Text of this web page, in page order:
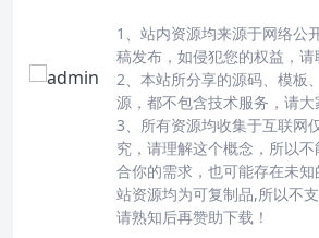
1、站内资源均来源于网络公
稿发布，如侵犯您的权益，请
2、本站所分享的源码、模板
源，都不包含技术服务，请大
3、所有资源均收集于互联网
究，请理解这个概念，所以
合你的需求，也可能存在未
站资源均为可复制品,所以不
请熟知后再赞助下载！